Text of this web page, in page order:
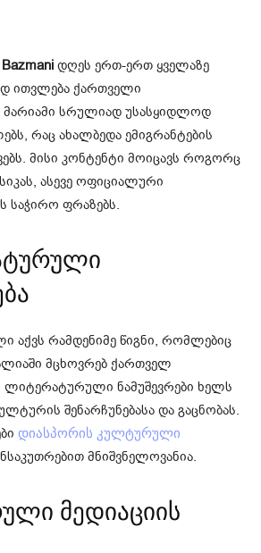
Bazmani დღეს ერთ-ერთ ყველაზე
ითვლება ქართველი
მარიამი სრულიად უსასყიდლოდ
რაც ახალბედა ემიგრანტების
მისი კონტენტი მოიცავს როგორც
ასევე ოფიციალური
საჭირო ფრაზებს.
აქვს რამდენიმე წიგნი, რომლებიც
მცხოვრებ ქართველ
ლიტერატურული ნამუშევრები ხელს
შენარჩუნებასა და გაცნობას.
დიასპორის კულტურული
მნიშვნელოვანია.
მედიაციის